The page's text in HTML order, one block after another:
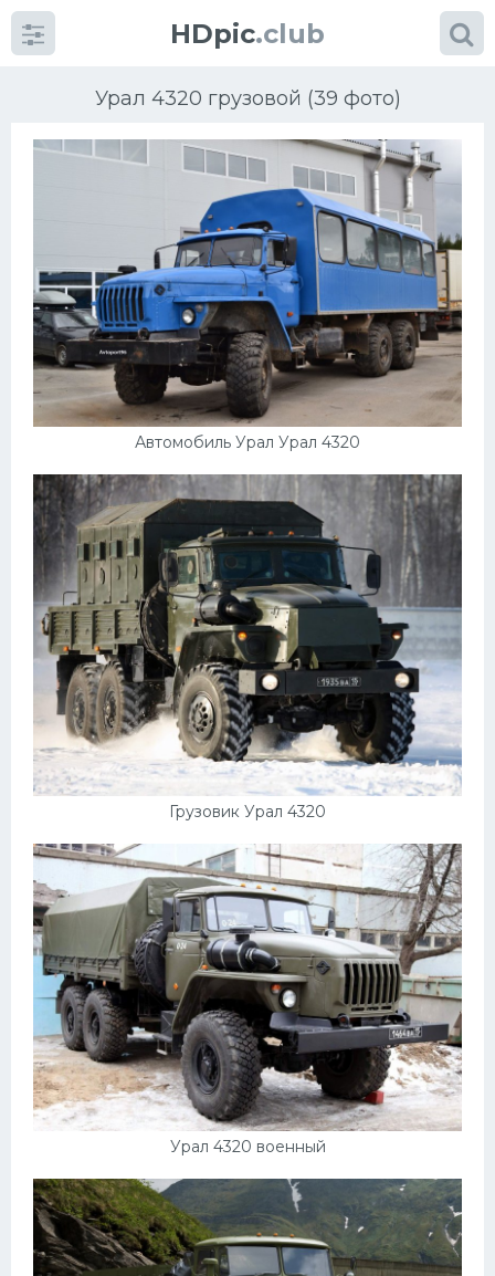
HDpic.club
Урал 4320 грузовой (39 фото)
Автомобиль Урал Урал 4320
Грузовик Урал 4320
Урал 4320 военный
Категории
Разное
Автомобили
Красивые фото машин
Ниссан
Пежо
Ауди
Гараж
Русские авто
Вольво
БМВ
МАЗ
Мерседес
Фольксваген
Лексус
Дэу
Скания
Форд
Черри
Джили
Кавасаки
Инфинити